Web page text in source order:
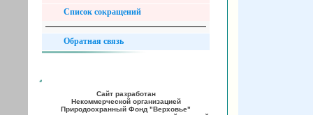
Список сокращений
Обратная связь
Сайт разработан
Некоммерческой организацией
Природоохранный Фонд "Верховье"